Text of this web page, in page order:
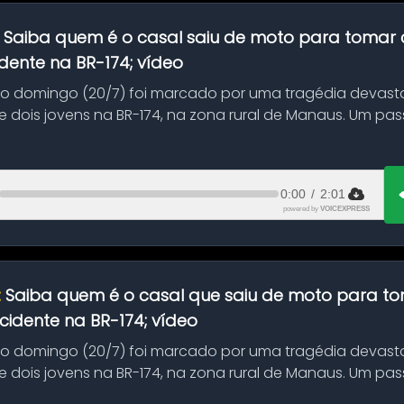
Saiba quem é o casal saiu de moto para
na BR-174; vídeo
domingo (20/7) foi marcado por uma tragédia
jovens na BR-174, na zona rural de Manaus. Um
0:00 / 2:01
powered by VOICEXPRESS
Saiba quem é o casal que saiu de moto para
na BR-174; vídeo
domingo (20/7) foi marcado por uma tragédia
jovens na BR-174, na zona rural de Manaus. Um